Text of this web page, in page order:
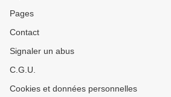
Pages
Contact
Signaler un abus
C.G.U.
Cookies et données personnelles